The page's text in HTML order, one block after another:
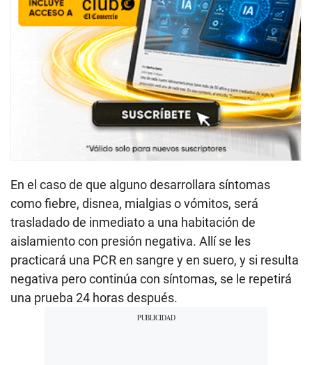
En el caso de que alguno desarrollara síntomas
como fiebre, disnea, mialgias o vómitos, será
trasladado de inmediato a una habitación de
aislamiento con presión negativa. Allí se les
practicará una PCR en sangre y en suero, y si resulta
negativa pero continúa con síntomas, se le repetirá
una prueba 24 horas después.